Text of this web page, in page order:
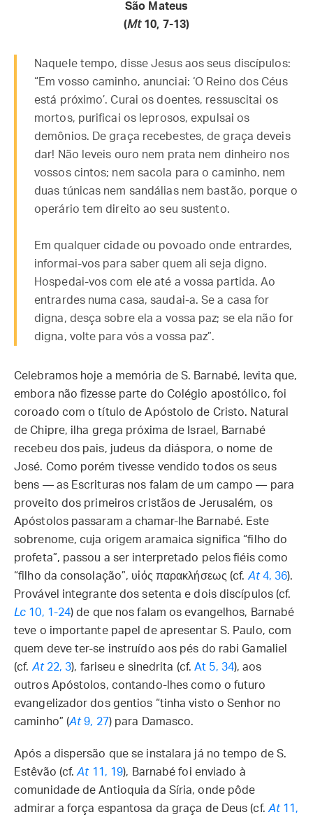
São Mateus
(Mt 10, 7-13)
Naquele tempo, disse Jesus aos seus discípulos:
“Em vosso caminho, anunciai: ‘O Reino dos Céus
está próximo’. Curai os doentes, ressuscitai os
mortos, purificai os leprosos, expulsai os
demônios. De graça recebestes, de graça deveis
dar! Não leveis ouro nem prata nem dinheiro nos
vossos cintos; nem sacola para o caminho, nem
duas túnicas nem sandálias nem bastão, porque o
operário tem direito ao seu sustento.
Em qualquer cidade ou povoado onde entrardes,
informai-vos para saber quem ali seja digno.
Hospedai-vos com ele até a vossa partida. Ao
entrardes numa casa, saudai-a. Se a casa for
digna, desça sobre ela a vossa paz; se ela não for
digna, volte para vós a vossa paz”.
Celebramos hoje a memória de S. Barnabé, levita que,
embora não fizesse parte do Colégio apostólico, foi
coroado com o título de Apóstolo de Cristo. Natural
de Chipre, ilha grega próxima de Israel, Barnabé
recebeu dos pais, judeus da diáspora, o nome de
José. Como porém tivesse vendido todos os seus
bens — as Escrituras nos falam de um campo — para
proveito dos primeiros cristãos de Jerusalém, os
Apóstolos passaram a chamar-lhe Barnabé. Este
sobrenome, cuja origem aramaica significa “filho do
profeta”, passou a ser interpretado pelos fiéis como
“filho da consolação”, υἱός παρακλήσεως (cf. At4, 36).
Provável integrante dos setenta e dois discípulos (cf.
Lc 10, 1-24) de que nos falam os evangelhos, Barnabé
teve o importante papel de apresentar S. Paulo, com
quem deve ter-se instruído aos pés do rabi Gamaliel
(cf. At22, 3), fariseu e sinedrita (cf.At 5, 34), aos
outros Apóstolos, contando-lhes como o futuro
evangelizador dos gentios “tinha visto o Senhor no
caminho” (At9, 27) para Damasco.
Após a dispersão que se instalara já no tempo de S.
Estêvão (cf.At11, 19), Barnabé foi enviado à
comunidade de Antioquia da Síria, onde pôde
admirar a força espantosa da graça de Deus (cf. At11,